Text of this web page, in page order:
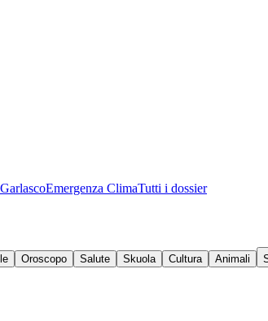
GarlascoEmergenza ClimaTutti i dossier
Oroscopo Salute Skuola Cultura Animali